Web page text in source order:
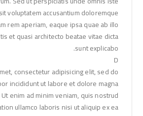
voluptatem accusantium doloremque
rem aperiam, eaque ipsa quae ab illo
et quasi architecto beatae vitae dicta
sunt explicabo.
D
consectetur adipisicing elit, sed do
incididunt ut labore et dolore magna
Ut enim ad minim veniam, quis nostrud
ullamco laboris nisi ut aliquip ex ea